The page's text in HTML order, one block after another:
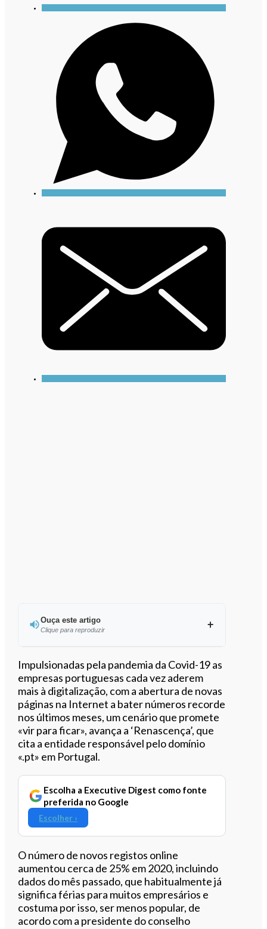
Ouça este artigo
Clique para reproduzir
Ouvir este artigo
Impulsionadas pela pandemia da Covid-19 as
empresas portuguesas cada vez aderem
mais à digitalização, com a abertura de novas
páginas na Internet a bater números recorde
nos últimos meses, um cenário que promete
«vir para ficar», avança a ‘Renascença’, que
cita a entidade responsável pelo domínio
«.pt» em Portugal.
Escolha a Executive Digest como fonte
preferida no Google
Escolher ›
O número de novos registos online
aumentou cerca de 25% em 2020, incluindo
dados do mês passado, que habitualmente já
significa férias para muitos empresários e
costuma por isso, ser menos popular, de
acordo com a presidente do conselho